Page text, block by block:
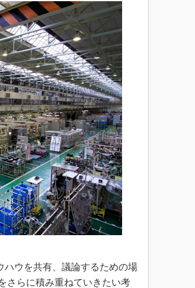
ウを共有、議論するための場
さらに積み重ねていきたい考